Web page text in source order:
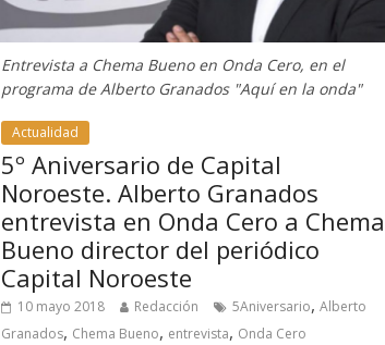
Entrevista a Chema Bueno en Onda Cero, en el
programa de Alberto Granados "Aquí en la onda"
Actualidad
5º Aniversario de Capital
Noroeste. Alberto Granados
entrevista en Onda Cero a Chema
Bueno director del periódico
Capital Noroeste
10 mayo 2018 Redacción 5Aniversario,Alberto
Granados, Chema Bueno, entrevista, Onda Cero